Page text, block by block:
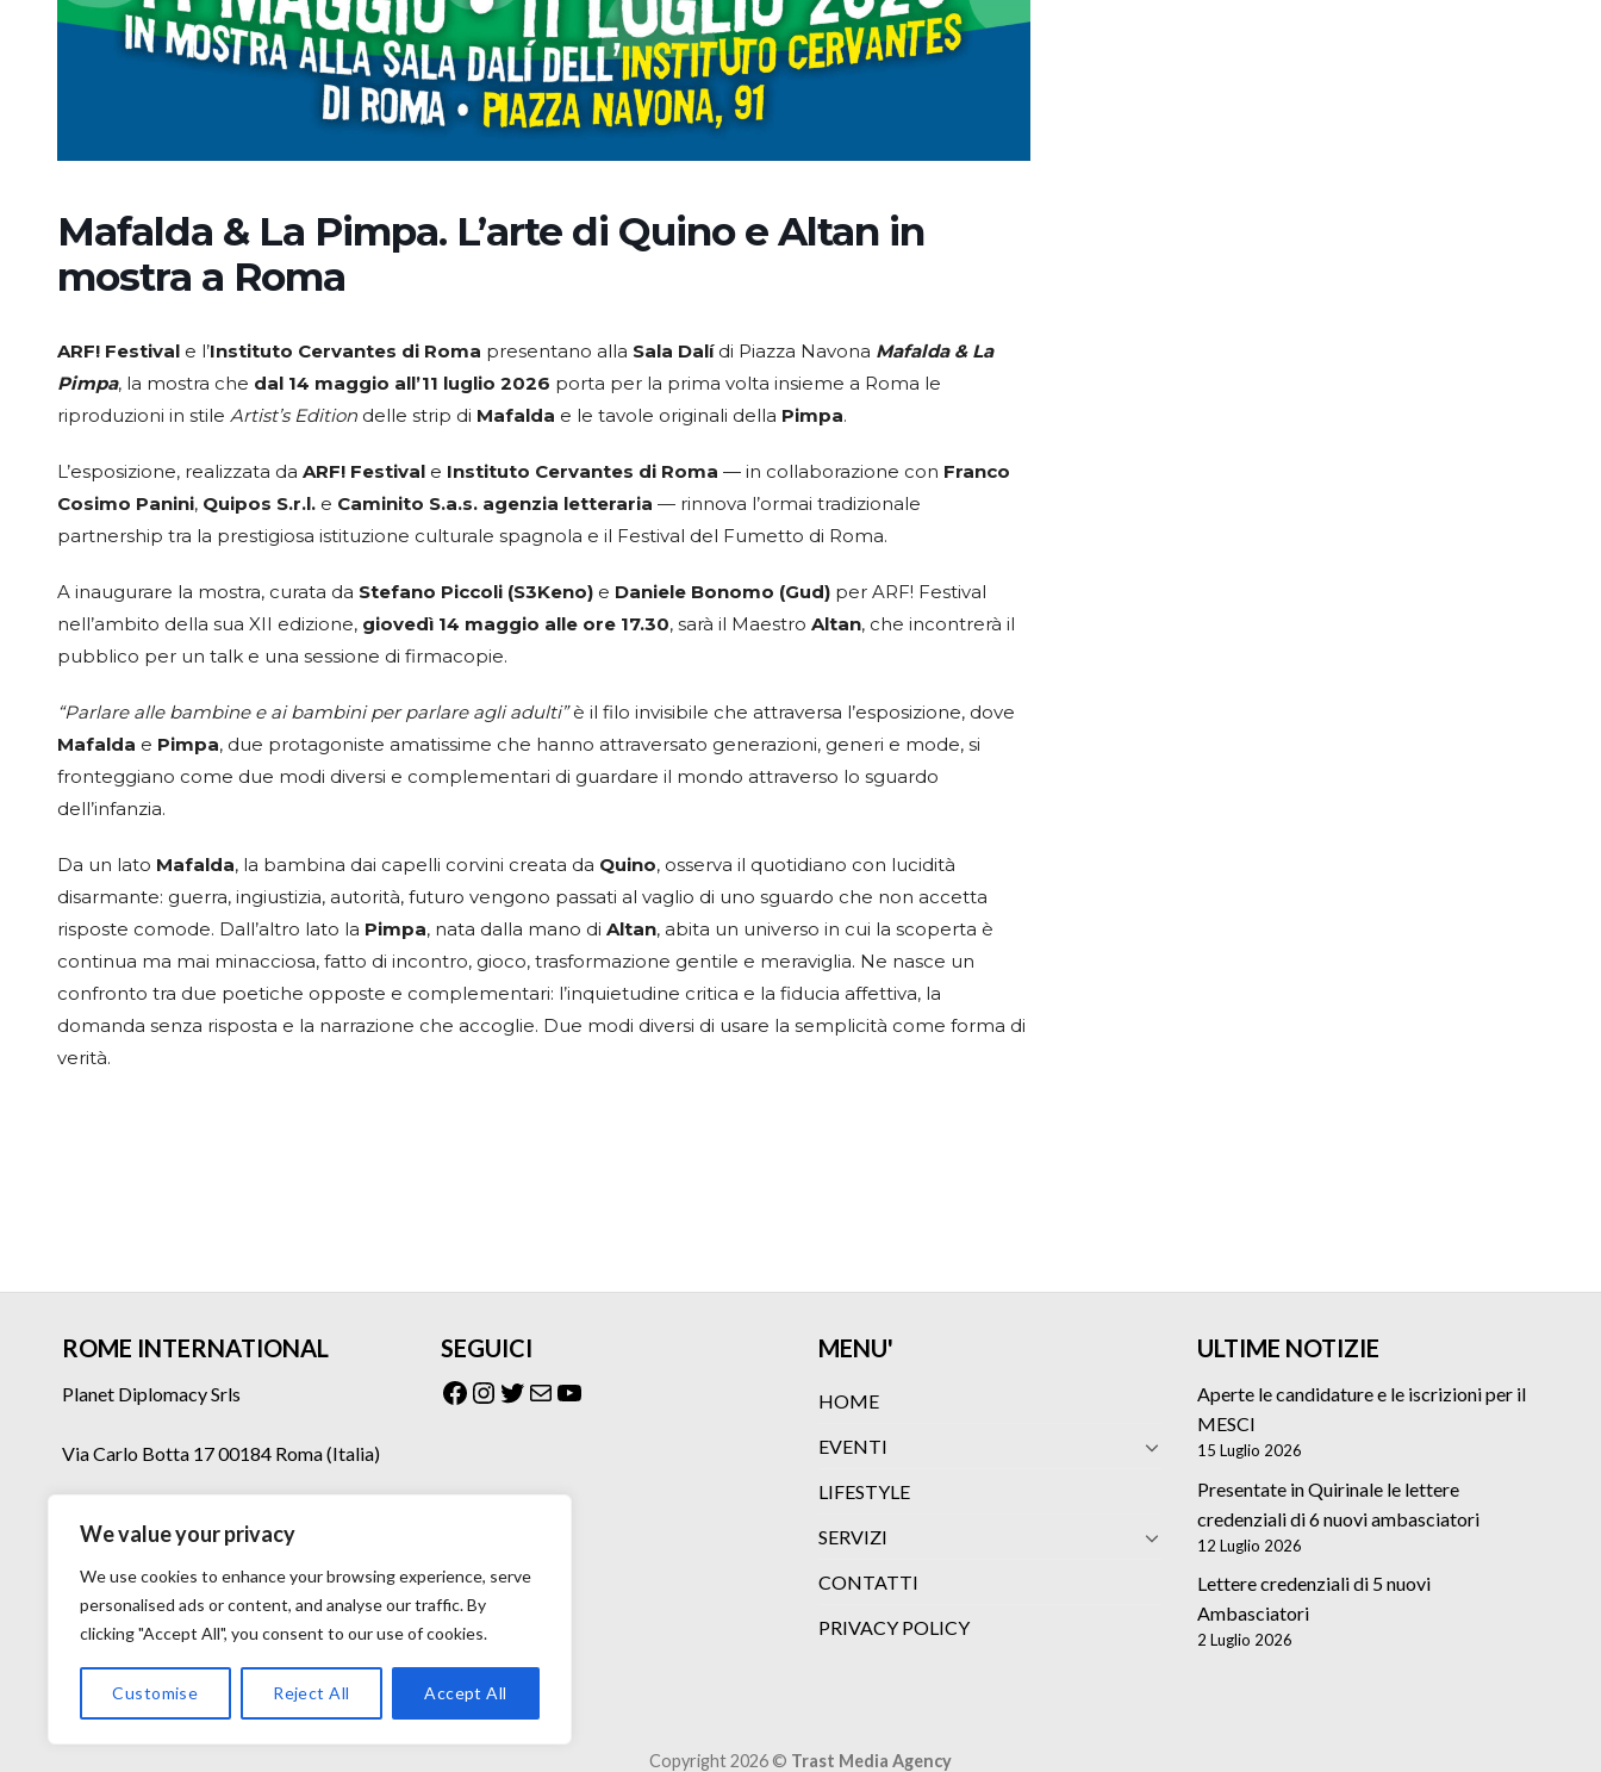
We value your privacy
We use cookies to enhance your browsing experience, serve
personalised ads or content, and analyse our traffic. By
clicking "Accept All", you consent to our use of cookies.
Customise Reject All Accept All
Mafalda & La Pimpa. L’arte di Quino e Altan in
mostra a Roma
ARF! Festival e l’Instituto Cervantes di Roma presentano alla Sala Dalídi Piazza Navona Mafalda & La
Pimpa, la mostra che dal 14 maggio all’11 luglio 2026 porta per la prima volta insieme a Roma le
riproduzioni in stile Artist’s Edition delle strip di Mafalda e le tavole originali della Pimpa.
L’esposizione, realizzata da ARF! Festival e Instituto Cervantes di Roma — in collaborazione con Franco
Cosimo Panini, Quipos S.r.l. e Caminito S.a.s. agenzia letteraria — rinnova l’ormai tradizionale
partnership tra la prestigiosa istituzione culturale spagnola e il Festival del Fumetto di Roma.
A inaugurare la mostra, curata da Stefano Piccoli (S3Keno) e Daniele Bonomo (Gud) per ARF! Festival
nell’ambito della sua XII edizione, giovedì 14 maggio alle ore 17.30, sarà il Maestro Altan, che incontrerà il
pubblico per un talk e una sessione di firmacopie.
“Parlare alle bambine e ai bambini per parlare agli adulti”è il filo invisibile che attraversa l’esposizione, dove
Mafalda e Pimpa, due protagoniste amatissime che hanno attraversato generazioni, generi e mode, si
fronteggiano come due modi diversi e complementari di guardare il mondo attraverso lo sguardo
dell’infanzia.
Da un lato Mafalda, la bambina dai capelli corvini creata da Quino, osserva il quotidiano con lucidità
disarmante: guerra, ingiustizia, autorità, futuro vengono passati al vaglio di uno sguardo che non accetta
risposte comode. Dall’altro lato la Pimpa, nata dalla mano di Altan, abita un universo in cui la scoperta è
continua ma mai minacciosa, fatto di incontro, gioco, trasformazione gentile e meraviglia. Ne nasce un
confronto tra due poetiche opposte e complementari: l’inquietudine critica e la fiducia affettiva, la
domanda senza risposta e la narrazione che accoglie. Due modi diversi di usare la semplicità come forma di
verità.
ROME INTERNATIONAL
Planet Diplomacy Srls
Via Carlo Botta 17 00184 Roma (Italia)
Mail: planetdiplomacy@gmail.com
SEGUICI
Facebook
Instagram
Twitter
EmailYouTube
MENU'
HOME
EVENTI
LIFESTYLE
SERVIZI
CONTATTI
PRIVACY POLICY
ULTIME NOTIZIE
Aperte le candidature e le iscrizioni per il
MESCI
15 Luglio 2026
Presentate in Quirinale le lettere
credenziali di 6 nuovi ambasciatori
12 Luglio 2026
Lettere credenziali di 5 nuovi
Ambasciatori
2 Luglio 2026
Copyright 2026 © Trast Media Agency